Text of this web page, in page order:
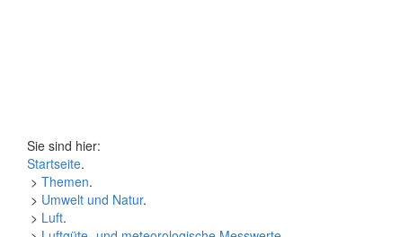
Sie sind hier:
Startseite.
> Themen.
> Umwelt und Natur.
> Luft.